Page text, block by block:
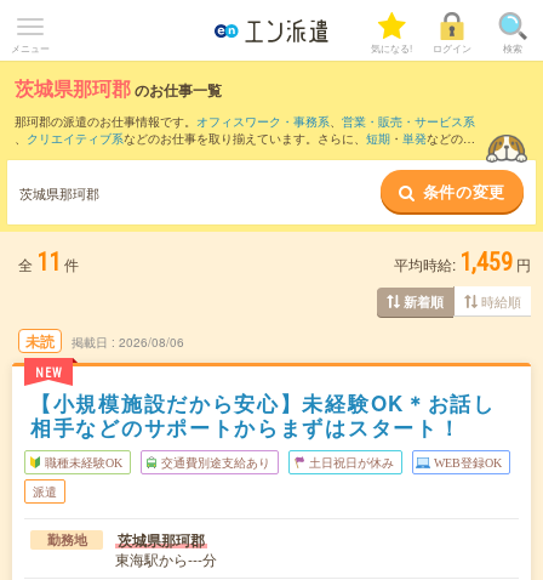
メニュー 気になる! ログイン 検索
茨城県那珂郡のお仕事一覧
那珂郡の派遣のお仕事情報です。 オフィスワーク・事務系、 営業・販売・サービス系
、 クリエイティブ系などのお仕事を取り揃えています。さらに、 短期 ・ 単発などの期
また、ひたちなか市
など隣接エリアのお仕事もご確認
いただけます。
茨城県那珂郡 条件の変更
全 11 件 平均時給: 1,459 円
新着順 時給順
未読
NEW
掲載日 2026/08/06
【小規模施設だから安心】未経験OK＊お話し
相手などのサポートからまずはスタート！
職種未経験OK 交通費別途支給あり 土日祝日が休み WEB登録OK
派遣
勤務地 茨城県那珂郡
東海駅から---分